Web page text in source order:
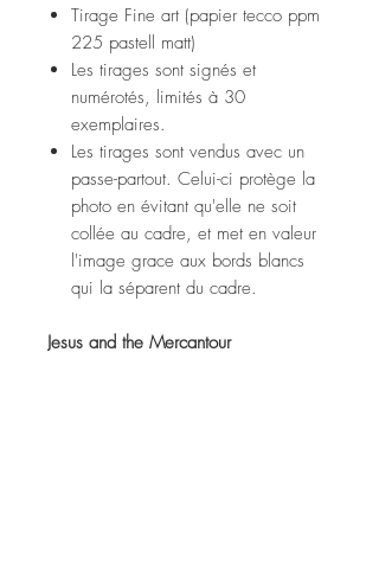
Tirage Fine art (papier tecco ppm
225 pastell matt)
Les tirages sont signés et
numérotés, limités à 30
exemplaires.
Les tirages sont vendus avec un
passe-partout. Celui-ci protège la
photo en évitant qu'elle ne soit
collée au cadre, et met en valeur
l'image grace aux bords blancs
qui la séparent du cadre.
Jesus and the Mercantour